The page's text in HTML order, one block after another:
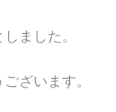
ました。
ざいます。